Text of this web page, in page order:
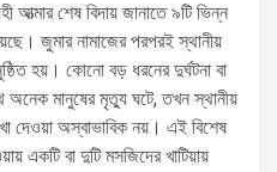
আত্মার শেষ বিদায় জানাতে ৯টি ভিন্ন
জুমার নামাজের পরপরই স্থানীয়
হয়। কোনো বড় ধরনের দুর্ঘটনা বা
অনেক মানুষের মৃত্যু ঘটে, তখন স্থানীয়
দেওয়া অস্বাভাবিক নয়। এই বিশেষ
একটি বা দুটি মসজিদের খাটিয়ায়